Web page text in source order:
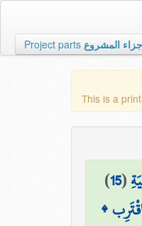
Project parts المشروع
This is a
(
15
)
۩